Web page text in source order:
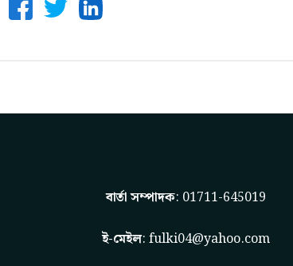
বার্তা সম্পাদক: 01711-645019
ই-মেইল: fulki04@yahoo.com